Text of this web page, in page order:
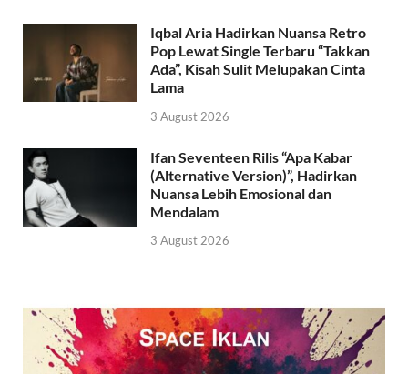
Iqbal Aria Hadirkan Nuansa Retro
Pop Lewat Single Terbaru “Takkan
Ada”, Kisah Sulit Melupakan Cinta
Lama
3 August 2026
Ifan Seventeen Rilis “Apa Kabar
(Alternative Version)”, Hadirkan
Nuansa Lebih Emosional dan
Mendalam
3 August 2026